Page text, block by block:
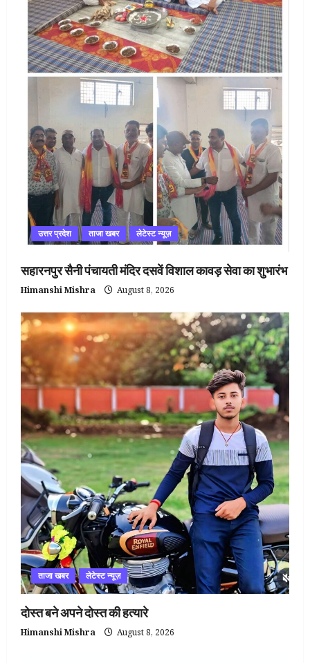
उत्तर प्रदेश ताजा खबर लेटेस्ट न्यूज़
सहारनपुर सैनी पंचायती मंदिर दसवें विशाल कावड़ सेवा का शुभारंभ
Himanshi Mishra August 8, 2026
ताजा खबर लेटेस्ट न्यूज़
दोस्त बने अपने दोस्त की हत्यारे
Himanshi Mishra August 8, 2026